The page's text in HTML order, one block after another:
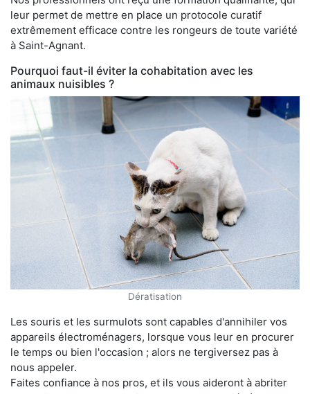
leur permet de mettre en place un protocole curatif
extrêmement efficace contre les rongeurs de toute variété
à Saint-Agnant.
Pourquoi faut-il éviter la cohabitation avec les
animaux nuisibles ?
Dératisation
Les souris et les surmulots sont capables d'annihiler vos
appareils électroménagers, lorsque vous leur en procurer
le temps ou bien l'occasion ; alors ne tergiversez pas à
nous appeler.
Faites confiance à nos pros, et ils vous aideront à abriter